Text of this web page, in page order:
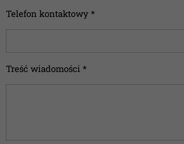
Telefon kontaktowy *
Treść wiadomości *